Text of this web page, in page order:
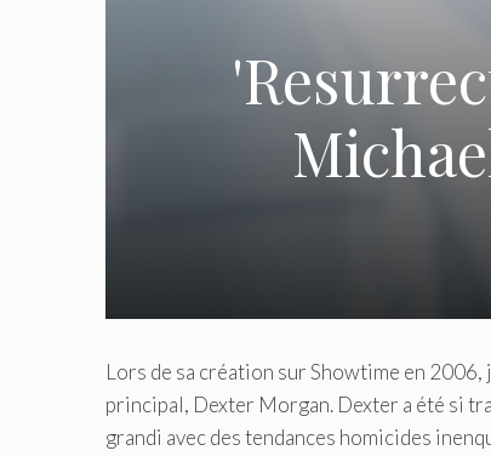
Lors de sa création sur Showtime en
principal, Dexter Morgan. Dexter a été si
grandi avec des tendances homicides